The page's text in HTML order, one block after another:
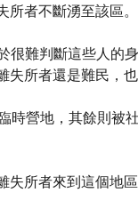
者不斷湧至該區。
難判斷這些人的
所者還是難民，也
時營地，其餘則被
所者來到這個地